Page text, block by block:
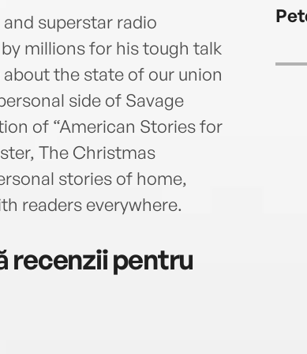
superstar radio
millions for his tough talk
the state of our union
side of Savage
of “American Stories for
The Christmas
stories of home,
readers everywhere.
recenzii pentru